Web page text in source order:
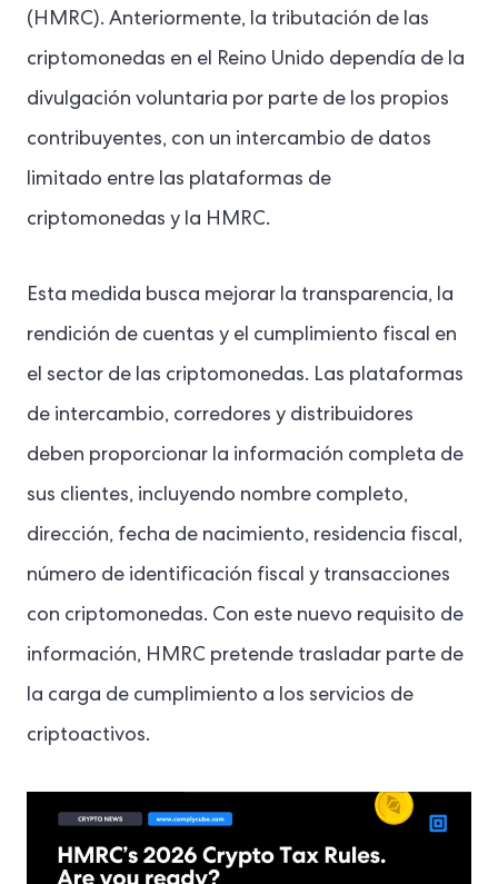
(HMRC). Anteriormente, la tributación de las
criptomonedas en el Reino Unido dependía de la
divulgación voluntaria por parte de los propios
contribuyentes, con un intercambio de datos
limitado entre las plataformas de
criptomonedas y la HMRC.
Esta medida busca mejorar la transparencia, la
rendición de cuentas y el cumplimiento fiscal en
el sector de las criptomonedas. Las plataformas
de intercambio, corredores y distribuidores
deben proporcionar la información completa de
sus clientes, incluyendo nombre completo,
dirección, fecha de nacimiento, residencia fiscal,
número de identificación fiscal y transacciones
con criptomonedas. Con este nuevo requisito de
información, HMRC pretende trasladar parte de
la carga de cumplimiento a los servicios de
criptoactivos.